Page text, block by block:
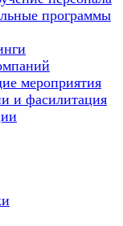
программы
мероприятия
и фасилитация